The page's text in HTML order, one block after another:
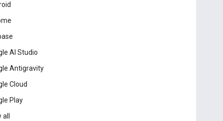
AI Studio
Antigravity
Cloud
Play